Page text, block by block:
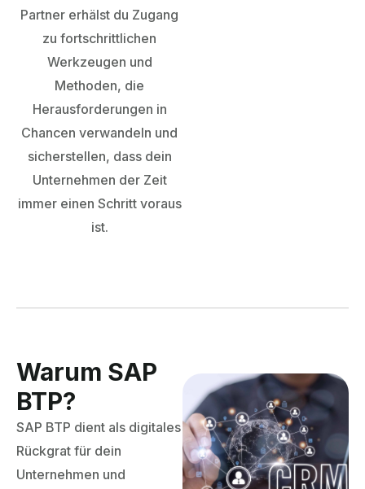
Partner erhälst du Zugang
zu fortschrittlichen
Werkzeugen und
Methoden, die
Herausforderungen in
Chancen verwandeln und
sicherstellen, dass dein
Unternehmen der Zeit
immer einen Schritt voraus
ist.
Warum SAP
BTP?
SAP BTP dient als digitales
Rückgrat für dein
Unternehmen und